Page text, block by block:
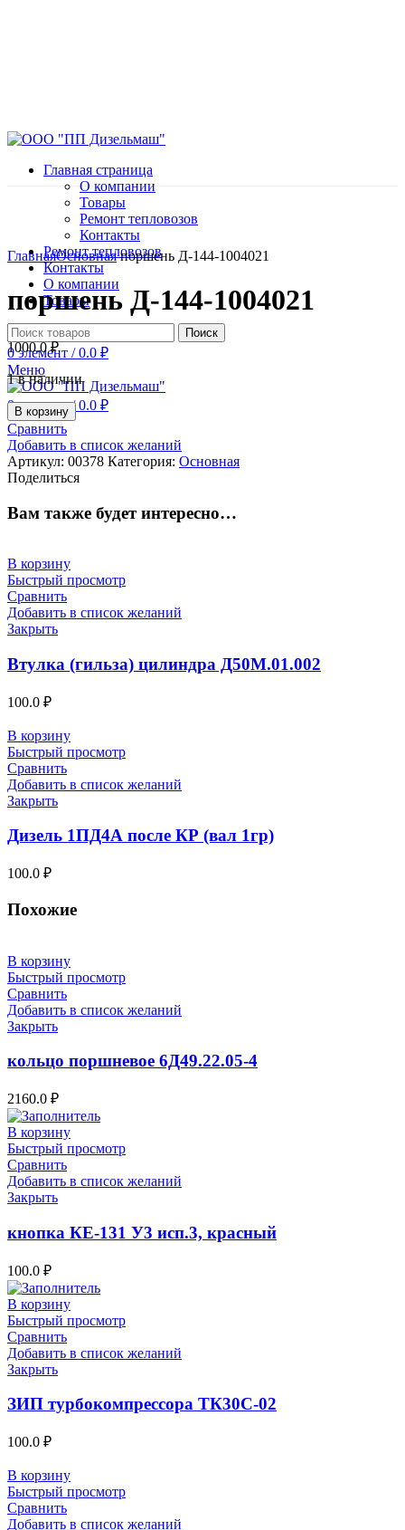
Главная страница
О компании
Товары
Ремонт тепловозов
Контакты
Ремонт тепловозов
Контакты
О компании
Товары
Поиск
0элемент / 0.0 ₽
Меню
0элемент / 0.0 ₽
Нажмите, чтобы увеличить
ГлавнаяОсновнаяпоршень Д-144-1004021
поршень Д-144-1004021
1000.0₽
1 в наличии
В корзину
Сравнить
Добавить в список желаний
Артикул: 00378 Категория: Основная
Поделиться
Вам также будет интересно…
В корзину
Быстрый просмотр
Сравнить
Добавить в список желаний
Закрыть
Втулка (гильза) цилиндра Д50М.01.002
100.0 ₽
В корзину
Быстрый просмотр
Сравнить
Добавить в список желаний
Закрыть
Дизель 1ПД4А после КР (вал 1гр)
100.0 ₽
Похожие
В корзину
Быстрый просмотр
Сравнить
Добавить в список желаний
Закрыть
кольцо поршневое 6Д49.22.05-4
2160.0 ₽
В корзину
Быстрый просмотр
Сравнить
Добавить в список желаний
Закрыть
кнопка КЕ-131 У3 исп.3, красный
100.0 ₽
В корзину
Быстрый просмотр
Сравнить
Добавить в список желаний
Закрыть
ЗИП турбокомпрессора ТК30С-02
100.0 ₽
В корзину
Быстрый просмотр
Сравнить
Добавить в список желаний